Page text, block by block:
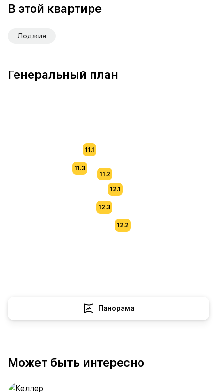
В этой квартире
Лоджия
Генеральный план
11.3
11.1
11.2
12.1
12.2
12.3
Панорама
Может быть интересно